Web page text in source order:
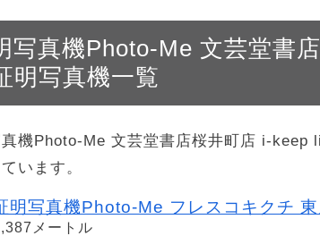
写真機Photo-Me 文芸堂書
明写真機一覧
機Photo-Me 文芸堂書店桜井町店 i-keep
います。
明写真機Photo-Me フレスコキクチ
メートル